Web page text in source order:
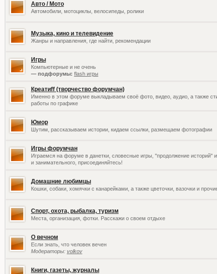
Авто / Мото
Автомобили, мотоциклы, велосипеды, ролики
Музыка, кино и телевидение
Жанры и направления, где найти, рекомендации
Игры
Компьютерные и не очень
— подфорумы: flash игры
Креатиff (творчество форумчан)
Именно в этом форуме выкладываем своё фото, видео, аудио, а также
работы по графике
Юмор
Шутим, рассказываем истории, кидаем ссылки, размещаем фотографии
Игры форумчан
Играемся на форуме в данетки, словесные игры, "продолжение историй"
и занимательного, присоединяйтесь!
Домашние любимцы
Кошки, собаки, хомячки с канарейками, а также цветочки, вазочки и
Спорт, охота, рыбалка, туризм
Места, организация, фотки. Расскажи о своем отдыхе
О вечном
Если знать, что человек вечен
Модераторы: volkov
Книги, газеты, журналы